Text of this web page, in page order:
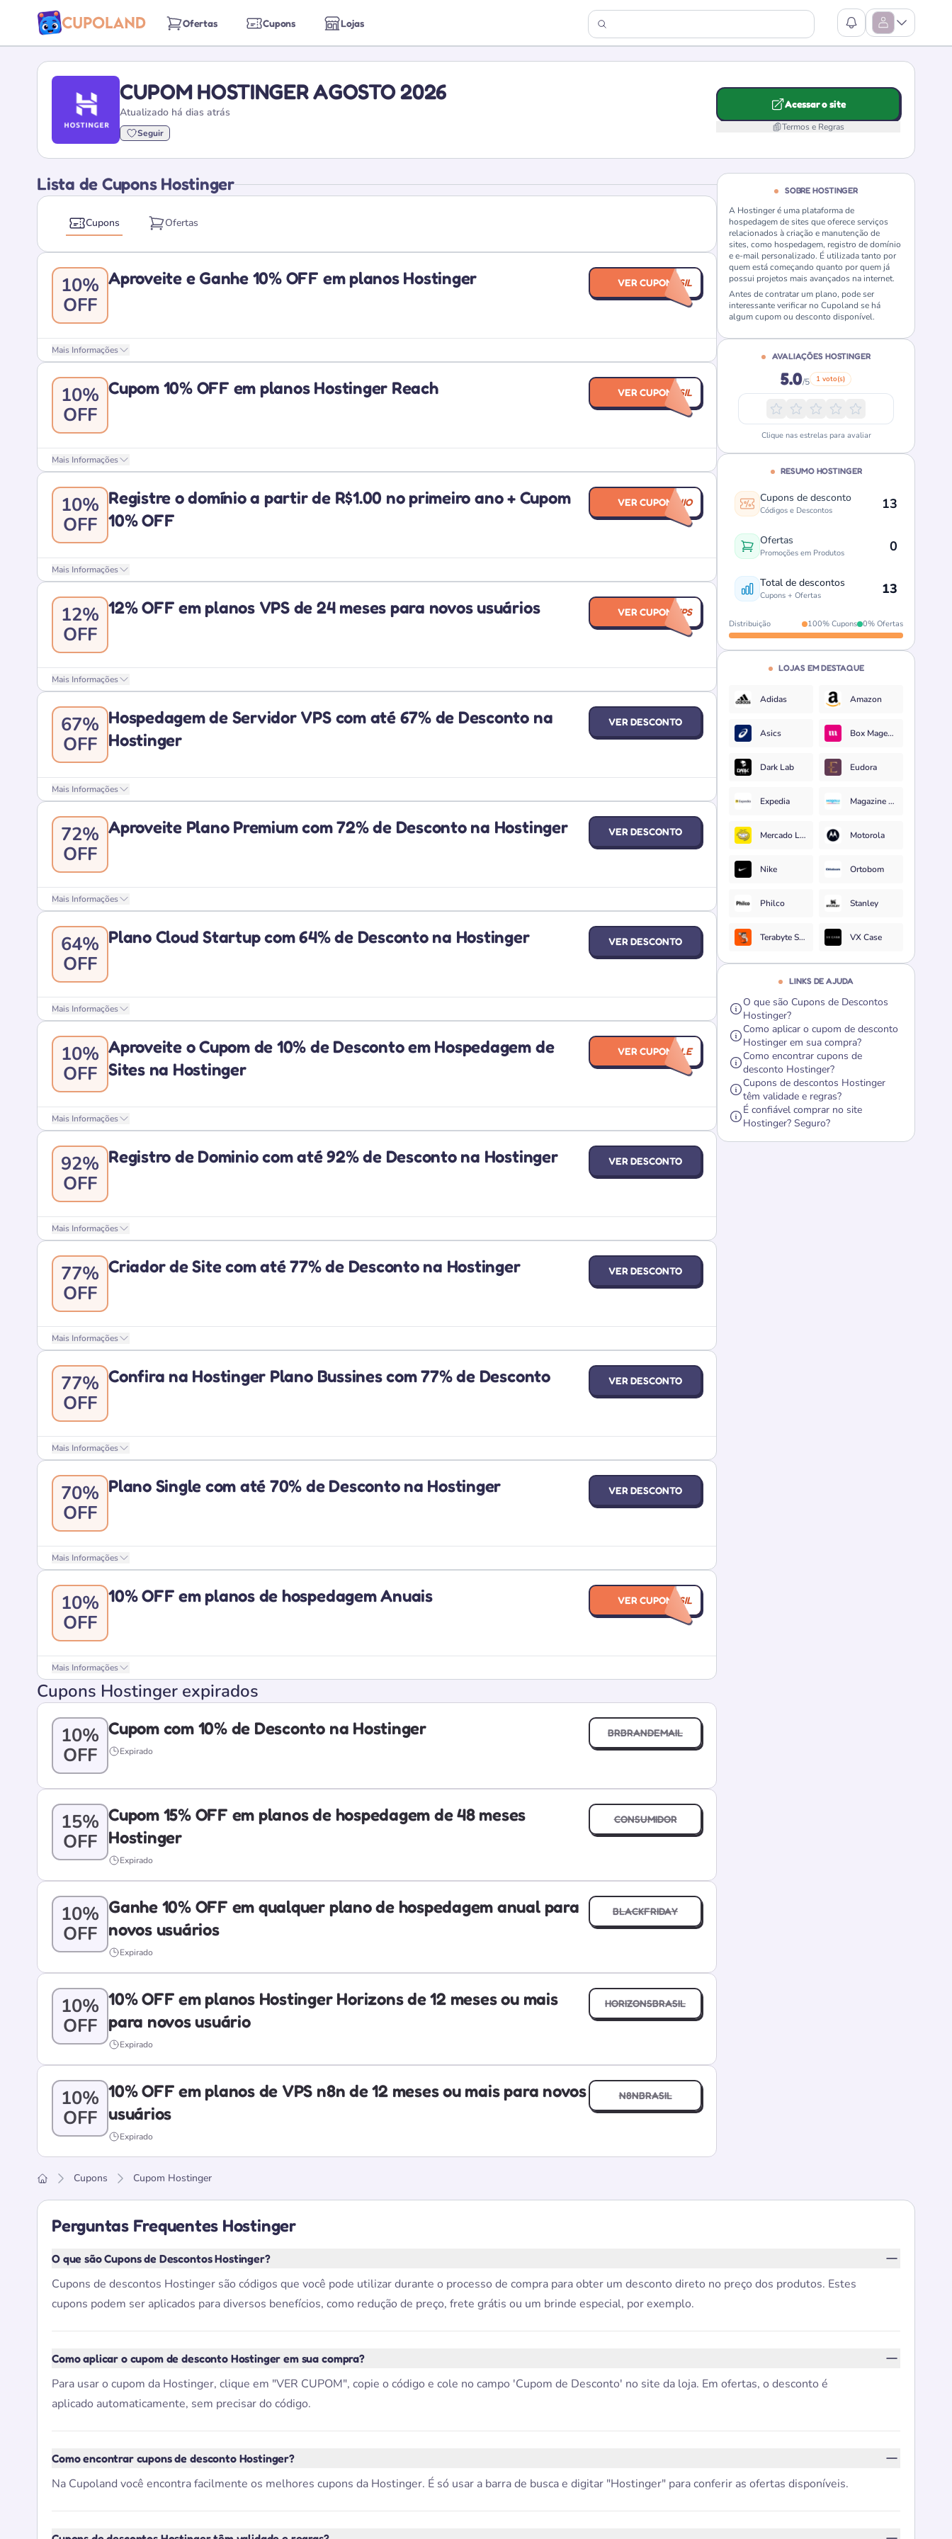
Ofertas Cupons Lojas Ver Notificações
Abrir Menu
CUPOM HOSTINGER AGOSTO 2026
Atualizado há dias atrás
Seguir
Acessar o site
Termos e Regras
Lista de Cupons Hostinger
Cupons Ofertas
10%
OFF
Aproveite e Ganhe 10% OFF em planos Hostinger VER CUPOM
HORIZONSBRASIL
Mais Informações
10%
OFF
Cupom 10% OFF em planos Hostinger Reach VER CUPOM
REACHBRASIL
Mais Informações
10%
OFF
Registre o domínio a partir de R$1.00 no primeiro ano + Cupom
10% OFF
VER CUPOMDOMINIO
Mais Informações
12%
OFF
12% OFF em planos VPS de 24 meses para novos usuários VER CUPOMMEUVPS
Mais Informações
67%
OFF
Hospedagem de Servidor VPS com até 67% de Desconto na
Hostinger
VER DESCONTO
Mais Informações
72%
OFF
Aproveite Plano Premium com 72% de Desconto na Hostinger VER DESCONTO
Mais Informações
64%
OFF
Plano Cloud Startup com 64% de Desconto na Hostinger VER DESCONTO
Mais Informações
10%
OFF
Aproveite o Cupom de 10% de Desconto em Hospedagem de
Sites na Hostinger
VER CUPOMNYSALE
Mais Informações
92%
OFF
Registro de Dominio com até 92% de Desconto na Hostinger VER DESCONTO
Mais Informações
77%
OFF
Criador de Site com até 77% de Desconto na Hostinger VER DESCONTO
Mais Informações
77%
OFF
Confira na Hostinger Plano Bussines com 77% de Desconto VER DESCONTO
Mais Informações
70%
OFF
Plano Single com até 70% de Desconto na Hostinger VER DESCONTO
Mais Informações
10%
OFF
10% OFF em planos de hospedagem Anuais VER CUPOM
HOSTINGERBRASIL
Mais Informações
Cupons Hostinger expirados
10%
OFF
Cupom com 10% de Desconto na Hostinger
Expirado
BRBRANDEMAIL
15%
OFF
Cupom 15% OFF em planos de hospedagem de 48 meses
Hostinger
Expirado
CONSUMIDOR
10%
OFF
Ganhe 10% OFF em qualquer plano de hospedagem anual para
novos usuários
Expirado
BLACKFRIDAY
10%
OFF
10% OFF em planos Hostinger Horizons de 12 meses ou mais
para novos usuário
Expirado
HORIZONSBRASIL
10%
OFF
10% OFF em planos de VPS n8n de 12 meses ou mais para novos
usuários
Expirado
N8NBRASIL
SOBRE HOSTINGER
A Hostinger é uma plataforma de
hospedagem de sites que oferece serviços
relacionados à criação e manutenção de
sites, como hospedagem, registro de domínio
e e-mail personalizado. É utilizada tanto por
quem está começando quanto por quem já
possui projetos mais avançados na internet.
Antes de contratar um plano, pode ser
interessante verificar no Cupoland se há
algum cupom ou desconto disponível.
AVALIAÇÕES HOSTINGER
5.0/5 1 voto(s)
Clique nas estrelas para avaliar
RESUMO HOSTINGER
Cupons de desconto
Códigos e Descontos 13
Ofertas
Promoções em Produtos 0
Total de descontos
Cupons + Ofertas 13
Distribuição 100% Cupons 0% Ofertas
LOJAS EM DESTAQUE
Adidas Amazon
Asics Box Magenta
Dark Lab Eudora
Expedia Magazine Luiza
Mercado Livre Motorola
Nike Ortobom
Philco Stanley
Terabyte Shop VX Case
LINKS DE AJUDA
O que são Cupons de Descontos
Hostinger?
Como aplicar o cupom de desconto
Hostinger em sua compra?
Como encontrar cupons de
desconto Hostinger?
Cupons de descontos Hostinger
têm validade e regras?
É confiável comprar no site
Hostinger? Seguro?
Cupons Cupom Hostinger
Perguntas Frequentes Hostinger
O que são Cupons de Descontos Hostinger?
Cupons de descontos Hostinger são códigos que você pode utilizar durante o processo de compra para obter um desconto direto no preço dos produtos. Estes
cupons podem ser aplicados para diversos benefícios, como redução de preço, frete grátis ou um brinde especial, por exemplo.
Como aplicar o cupom de desconto Hostinger em sua compra?
Para usar o cupom da Hostinger, clique em "VER CUPOM", copie o código e cole no campo 'Cupom de Desconto' no site da loja. Em ofertas, o desconto é
aplicado automaticamente, sem precisar do código.
Como encontrar cupons de desconto Hostinger?
Na Cupoland você encontra facilmente os melhores cupons da Hostinger. É só usar a barra de busca e digitar "Hostinger" para conferir as ofertas disponíveis.